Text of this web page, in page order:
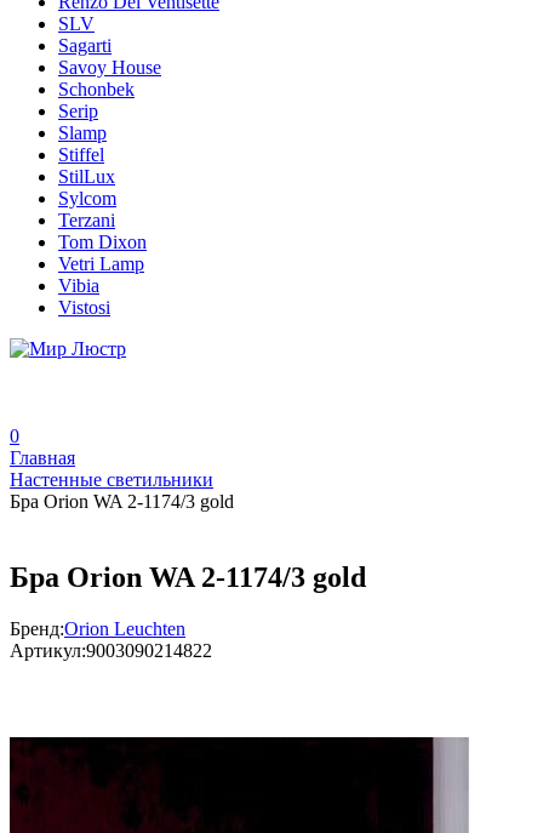
SLV
Sagarti
Savoy House
Schonbek
Serip
Slamp
Stiffel
StilLux
Sylcom
Terzani
Tom Dixon
Vetri Lamp
Vibia
Vistosi
0
Главная
Настенные светильники
Бра Orion WA 2-1174/3 gold
Бра Orion WA 2-1174/3 gold
Бренд:Orion Leuchten
Артикул:9003090214822